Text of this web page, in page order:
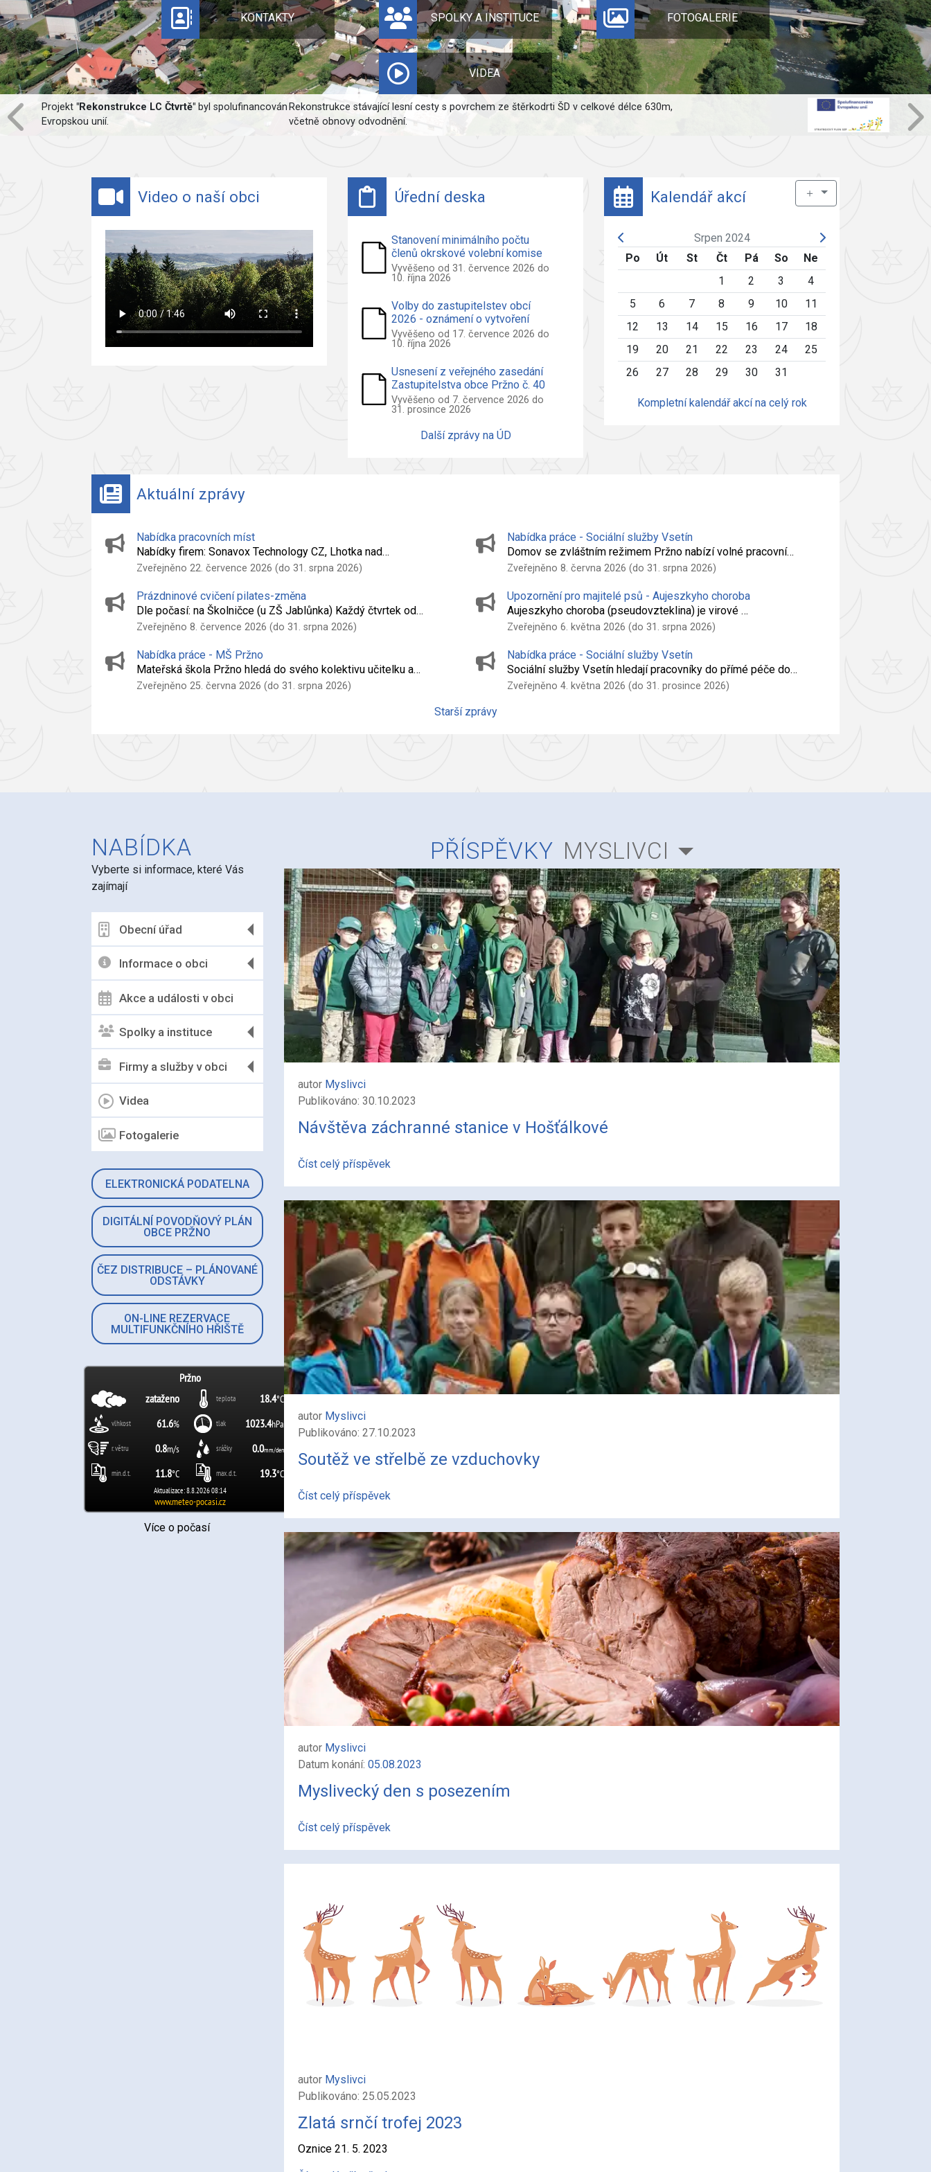
KONTAKTY SPOLKY A INSTITUCE FOTOGALERIE
VIDEA
Projekt "Rekonstrukce LC Čtvrtě" byl spolufinancován
Evropskou unií.
Rekonstrukce stávající lesní cesty s povrchem ze štěrkodrti ŠD v celkové délce 630m,
včetně obnovy odvodnění.
Video o naší obci Úřední deska
Stanovení minimálního počtu
členů okrskové volební komise
pro volby do Zastupitelstva obce
Pržno
Vyvěšeno od 31. července 2026 do
10. října 2026
Volby do zastupitelstev obcí
2026 - oznámení o vytvoření
volebního obvodu, o počtu členů
zastupitelstva volených ve
počtech podpisů na peticích pro
nezávislého kandidáta a sdružení
nezáv. kandidátů
Vyvěšeno od 17. července 2026 do
10. října 2026
Usnesení z veřejného zasedání
Zastupitelstva obce Pržno č. 40
ze dne 29.6.2026
Vyvěšeno od 7. července 2026 do
31. prosince 2026
Další zprávy na ÚD
Kalendář akcí ＋
Srpen 2024
Po
Út St Čt Pá So
Ne
1
2 3
4
5
6 7 8 9 10
11
12
13 14 15 16 17
18
19
20 21 22 23 24
25
26
27 28 29 30 31
Kompletní kalendář akcí na celý rok
Aktuální zprávy
Nabídka pracovních míst
Nabídky firem: Sonavox Technology CZ, Lhotka nad…
Zveřejněno 22. července 2026 (do 31. srpna 2026)
Prázdninové cvičení pilates-změna
Dle počasí: na Školničce (u ZŠ Jablůnka) Každý čtvrtek od…
Zveřejněno 8. července 2026 (do 31. srpna 2026)
Nabídka práce - MŠ Pržno
Mateřská škola Pržno hledá do svého kolektivu učitelku a…
Zveřejněno 25. června 2026 (do 31. srpna 2026)
Nabídka práce - Sociální služby Vsetín
Domov se zvláštním režimem Pržno nabízí volné pracovní…
Zveřejněno 8. června 2026 (do 31. srpna 2026)
Upozornění pro majitelé psů - Aujeszkyho choroba
Aujeszkyho choroba (pseudovzteklina) je virové …
Zveřejněno 6. května 2026 (do 31. srpna 2026)
Nabídka práce - Sociální služby Vsetín
Sociální služby Vsetín hledají pracovníky do přímé péče do…
Zveřejněno 4. května 2026 (do 31. prosince 2026)
Starší zprávy
NABÍDKA
Vyberte si informace, které Vás
zajímají
Obecní úřad
Informace o obci
Akce a události v obci
Spolky a instituce
Firmy a služby v obci
Videa
Fotogalerie
ELEKTRONICKÁ PODATELNA
DIGITÁLNÍ POVODŇOVÝ PLÁN
OBCE PRŽNO
ČEZ DISTRIBUCE – PLÁNOVANÉ
ODSTÁVKY
ON-LINE REZERVACE
MULTIFUNKČNÍHO HŘIŠTĚ
Více o počasí
PŘÍSPĚVKY MYSLIVCI
autor Myslivci
Publikováno: 30.10.2023
Návštěva záchranné stanice v Hošťálkové
Číst celý příspěvek
autor Myslivci
Publikováno: 27.10.2023
Soutěž ve střelbě ze vzduchovky
Číst celý příspěvek
autor Myslivci
Datum konání: 05.08.2023
Myslivecký den s posezením
Číst celý příspěvek
autor Myslivci
Publikováno: 25.05.2023
Zlatá srnčí trofej 2023
Oznice 21. 5. 2023